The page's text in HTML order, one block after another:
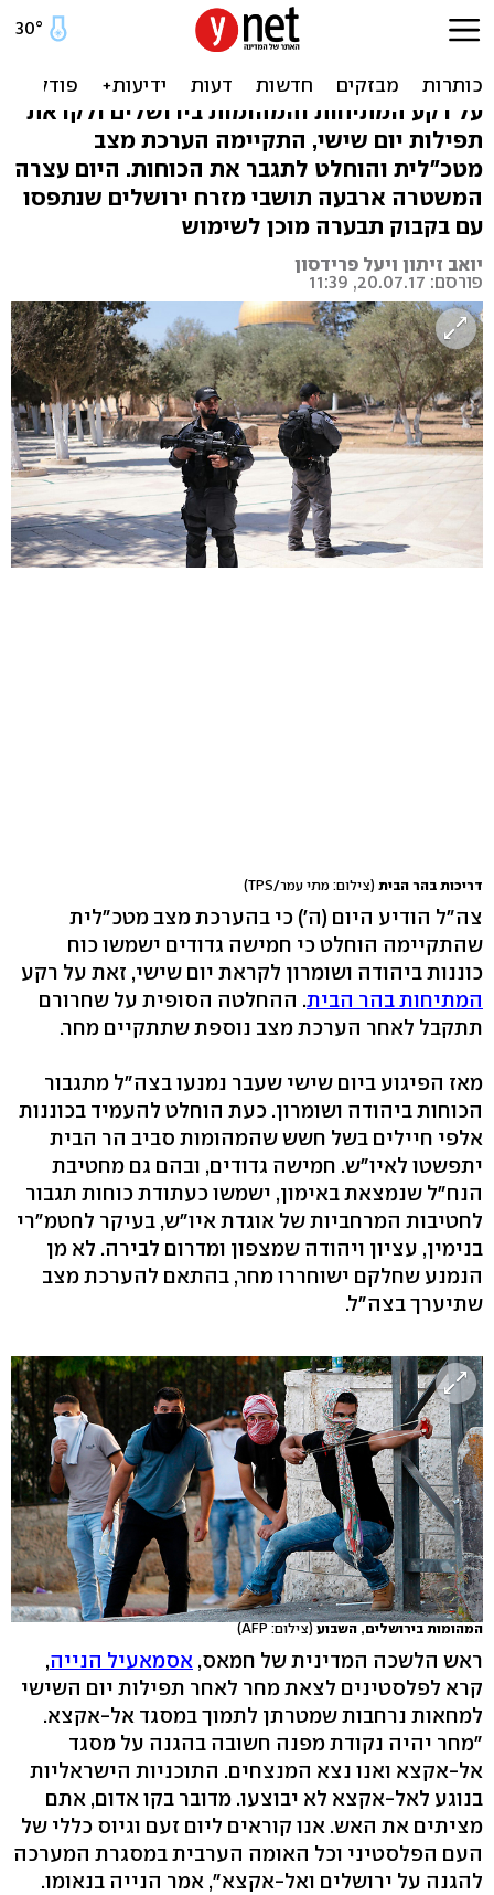
בשל המתיחות: 5 גדודים
ישמשו כוח כוננות בסופ"ש
על רקע המתיחות והמהומות בירושלים ולקראת
תפילות יום שישי, התקיימה הערכת מצב
מטכ"לית והוחלט לתגבר את הכוחות. היום עצרה
המשטרה ארבעה תושבי מזרח ירושלים שנתפסו
עם בקבוק תבערה מוכן לשימוש
יואב זיתון ויעל פרידסון
פורסם: 20.07.17, 11:39
דריכות בהר הבית (צילום: מתי עמר/TPS)
צה"ל הודיע היום (ה') כי בהערכת מצב מטכ"לית
שהתקיימה הוחלט כי חמישה גדודים ישמשו כוח
כוננות ביהודה ושומרון לקראת יום שישי, זאת על רקע
המתיחות בהר הבית. ההחלטה הסופית על שחרורם
תתקבל לאחר הערכת מצב נוספת שתתקיים מחר.
מאז הפיגוע ביום שישי שעבר נמנעו בצה"ל מתגבור
הכוחות ביהודה ושומרון. כעת הוחלט להעמיד בכוננות
אלפי חיילים בשל חשש שהמהומות סביב הר הבית
יתפשטו לאיו"ש. חמישה גדודים, ובהם גם מחטיבת
הנח"ל שנמצאת באימון, ישמשו כעתודת כוחות תגבור
לחטיבות המרחביות של אוגדת איו"ש, בעיקר לחטמ"רי
בנימין, עציון ויהודה שמצפון ומדרום לבירה. לא מן
הנמנע שחלקם ישוחררו מחר, בהתאם להערכת מצב
שתיערך בצה"ל.
המהומות בירושלים, השבוע(צילום: AFP)
ראש הלשכה המדינית של חמאס, אסמאעיל הנייה,
קרא לפלסטינים לצאת מחר לאחר תפילות יום השישי
למחאות נרחבות שמטרתן לתמוך במסגד אל-אקצא.
"מחר יהיה נקודת מפנה חשובה בהגנה על מסגד
אל-אקצא ואנו נצא המנצחים. התוכניות הישראליות
בנוגע לאל-אקצא לא יבוצעו. מדובר בקו אדום, אתם
מציתים את האש. אנו קוראים ליום זעם וגיוס כללי של
העם הפלסטיני וכל האומה הערבית במסגרת המערכה
להגנה על ירושלים ואל-אקצא", אמר הנייה בנאומו.